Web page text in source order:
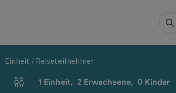
Einheit / Reiseteilnehmer
Einheitenanzahl und Personenfelder
1 Einheit, 2 Erwachsene, 0 Kinder